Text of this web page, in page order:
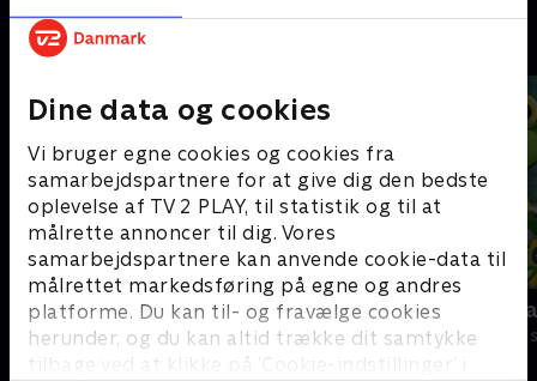
Dine data og cookies
Vi bruger egne cookies og cookies fra
samarbejdspartnere for at give dig den bedste
oplevelse af TV 2 PLAY, til statistik og til at
målrette annoncer til dig. Vores
samarbejdspartnere kan anvende cookie-data til
målrettet markedsføring på egne og andres
platforme. Du kan til- og fravælge cookies
herunder, og du kan altid trække dit samtykke
tilbage ved at klikke på ’Cookie-indstillinger’ i
Andre så også
Gurli Gris
Børneserier • 4 sæsoner
Geckos
Børneserier • 2